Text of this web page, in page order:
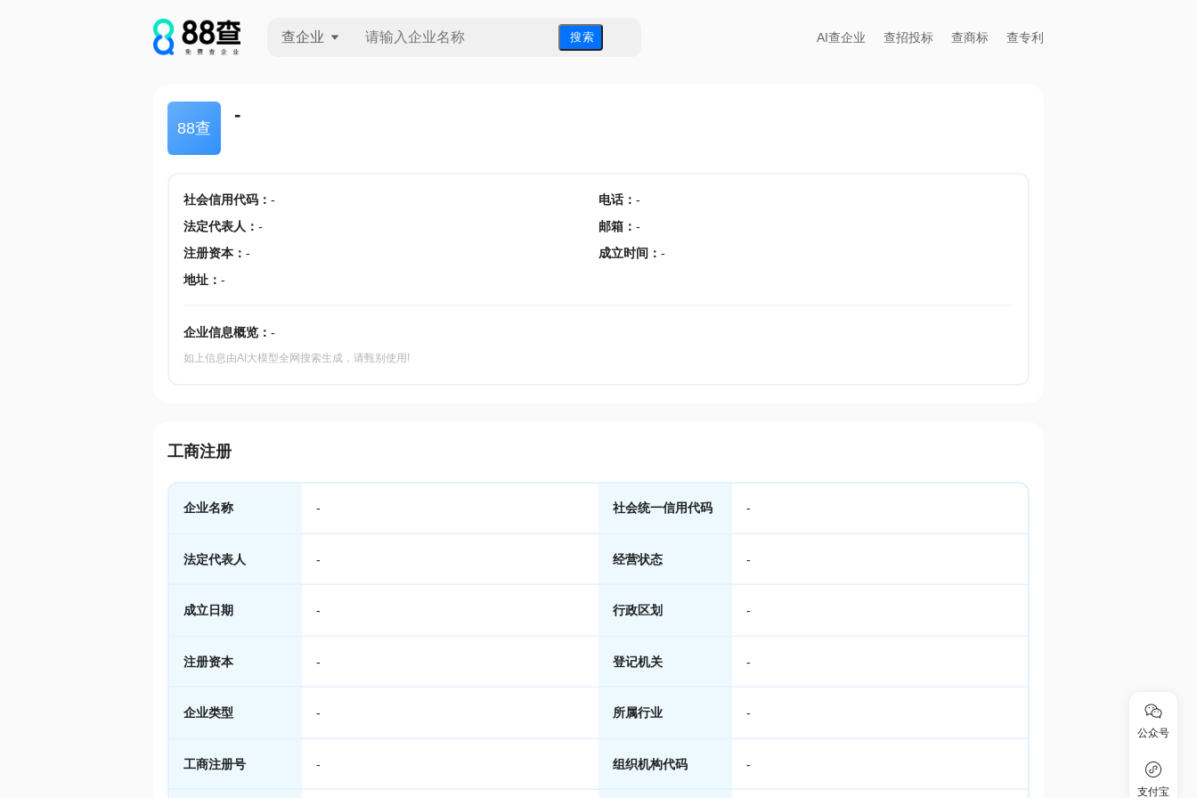
查企业 搜 索 AI查企业 查招投标 查商标 查专利
88查
-
社会信用代码： - 电话： -
法定代表人 ： - 邮箱 ： -
注册资本： - 成立时间 ： -
地址： -
企业信息概览： -
如上信息由AI大模型全网搜索生成，请甄别使用!
工商注册
企业名称 - 社会统一信用代码 -
法定代表人 - 经营状态 -
成立日期 - 行政区划 -
注册资本 - 登记机关 -
企业类型 - 所属行业 -
工商注册号 - 组织机构代码 -
公众号
支付宝